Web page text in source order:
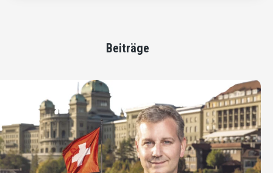
Beiträge